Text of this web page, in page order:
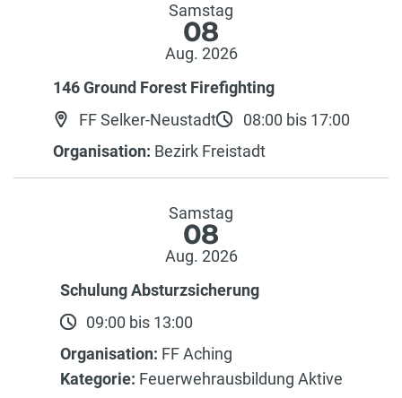
Samstag
08
Aug. 2026
146 Ground Forest Firefighting
FF Selker-Neustadt
08:00 bis 17:00
Organisation: Bezirk Freistadt
Samstag
08
Aug. 2026
Schulung Absturzsicherung
09:00 bis 13:00
Organisation: FF Aching
Kategorie: Feuerwehrausbildung Aktive